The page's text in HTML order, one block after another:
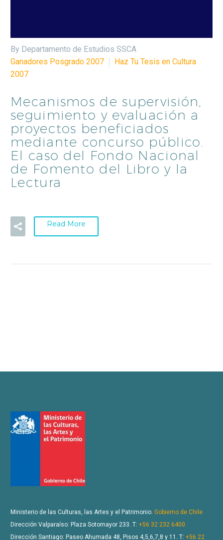
By Departamento de Estudios SSCA
Ganadores Posgrado 2007
Haz Tu Tesis en Cultura
2007
Mecanismos de supervisión,
seguimiento y evaluación a
proyectos beneficiados
mediante concurso público.
El caso del Fondo Nacional
de Fomento del Libro y la
Lectura
Read More
Ministerio de las Culturas, las Artes y el Patrimonio. Gobierno de Chile
Dirección Valparaíso: Plaza Sotomayor 233. T: +56 32 232 6400
Dirección Santiago: Paseo Ahumada 48, Pisos 4,5,6,7,8 y 11. T: +56 22